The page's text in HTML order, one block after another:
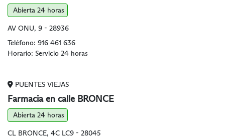
Abierta 24 horas
AV ONU, 9 - 28936
Teléfono: 916 461 636
Horario: Servicio 24 horas
PUENTES VIEJAS
Farmacia en calle BRONCE
Abierta 24 horas
CL BRONCE, 4C LC9 - 28045